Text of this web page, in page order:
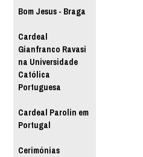
Bom Jesus - Braga
Cardeal
Gianfranco Ravasi
na Universidade
Católica
Portuguesa
Cardeal Parolin em
Portugal
Cerimónias